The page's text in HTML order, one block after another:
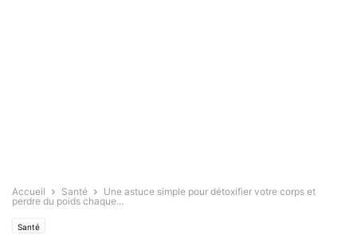
Accueil Santé
Une astuce simple pour détoxifier votre corps et
perdre du poids chaque...
Santé